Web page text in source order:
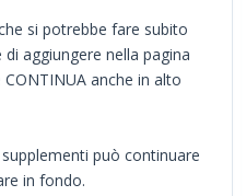
si potrebbe fare subito
aggiungere nella pagina
anche in alto
può continuare
in fondo.